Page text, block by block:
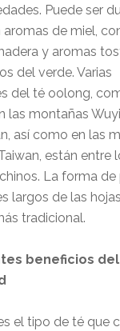
Puede ser
de miel,
y aromas
del verde. Varias
del té oolong,
las montañas
así como en las
están entre
La forma de
largos de las
tradicional.
beneficios
el tipo de té que